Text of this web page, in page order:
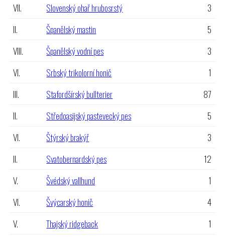
VII.
Slovenský ohař hrubosrstý
3
II.
Španělský mastin
5
VIII.
Španělský vodní pes
3
VI.
Srbský trikolorní honič
1
III.
Stafordšírský bullterier
87
II.
Středoasijský pastevecký pes
5
VI.
Štýrský brakýř
3
II.
Svatobernardský pes
12
V.
Švédský vallhund
1
VI.
Švýcarský honič
4
V.
Thajský ridgeback
1